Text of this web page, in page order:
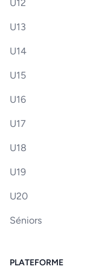
U12
U13
U14
U15
U16
U17
U18
U19
U20
Séniors
PLATEFORME